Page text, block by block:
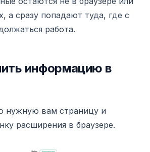
а сразу попадают туда, где с
работа.
информацию в
нужную вам страницу и
расширения в браузере.